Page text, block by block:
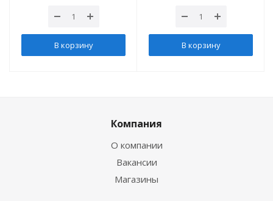
В корзину В корзину
Компания
О компании
Вакансии
Магазины